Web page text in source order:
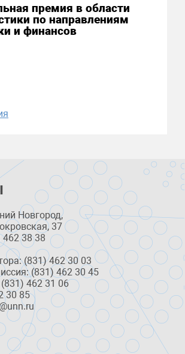
премия в области
по направлениям
и финансов
Новгород,
37
38 38
(831) 462 30 03
(831) 462 30 45
462 31 06
30 85